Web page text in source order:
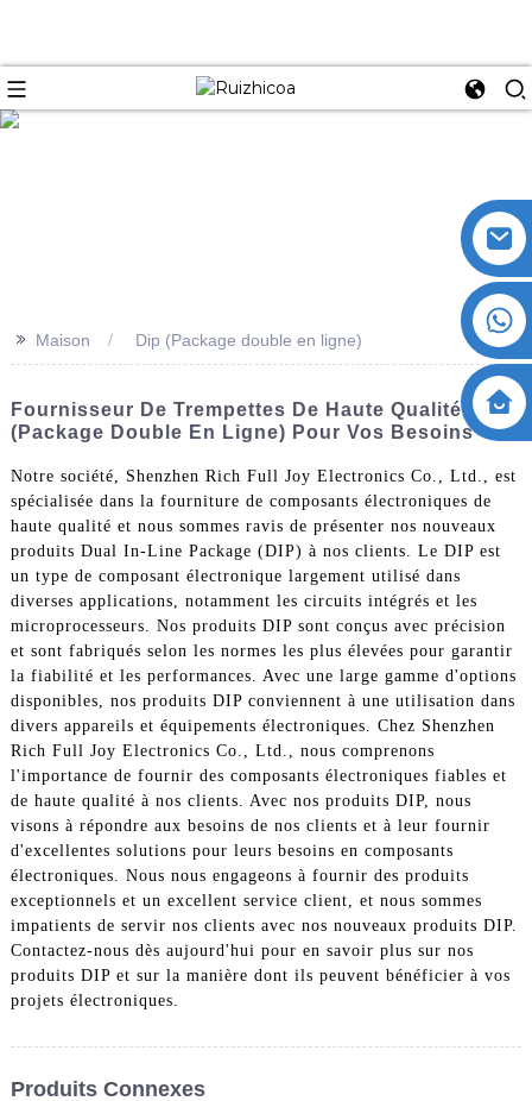
>> Maison Dip (Package double en ligne)
Fournisseur De Trempettes De Haute Qualité
(package Double En Ligne) Pour Vos Besoins
Notre société, Shenzhen Rich Full Joy Electronics Co., Ltd., est
spécialisée dans la fourniture de composants électroniques de
haute qualité et nous sommes ravis de présenter nos nouveaux
produits Dual In-Line Package (DIP) à nos clients. Le DIP est
un type de composant électronique largement utilisé dans
diverses applications, notamment les circuits intégrés et les
microprocesseurs. Nos produits DIP sont conçus avec précision
et sont fabriqués selon les normes les plus élevées pour garantir
la fiabilité et les performances. Avec une large gamme d'options
disponibles, nos produits DIP conviennent à une utilisation dans
divers appareils et équipements électroniques. Chez Shenzhen
Rich Full Joy Electronics Co., Ltd., nous comprenons
l'importance de fournir des composants électroniques fiables et
de haute qualité à nos clients. Avec nos produits DIP, nous
visons à répondre aux besoins de nos clients et à leur fournir
d'excellentes solutions pour leurs besoins en composants
électroniques. Nous nous engageons à fournir des produits
exceptionnels et un excellent service client, et nous sommes
impatients de servir nos clients avec nos nouveaux produits DIP.
Contactez-nous dès aujourd'hui pour en savoir plus sur nos
produits DIP et sur la manière dont ils peuvent bénéficier à vos
projets électroniques.
Produits Connexes